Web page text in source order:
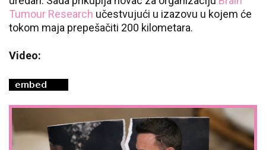
Tumour Research učestvujući u izazovu u kojem će
tokom maja prepešačiti 200 kilometara.
Video: